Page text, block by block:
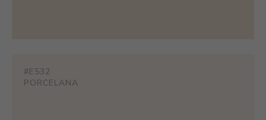
#E532
PORCELANA